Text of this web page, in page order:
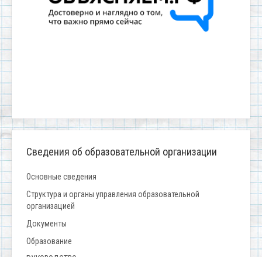
Сведения об образовательной организации
Основные сведения
Структура и органы управления образовательной
организацией
Документы
Образование